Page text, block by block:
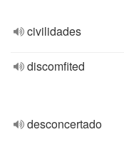
civilidades
discomfited
desconcertado